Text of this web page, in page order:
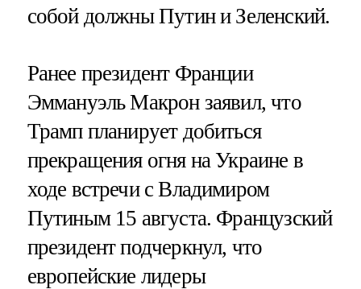
собой должны Путин и Зеленский.
Ранее президент Франции
Эммануэль Макрон заявил, что
Трамп планирует добиться
прекращения огня на Украине в
ходе встречи с Владимиром
Путиным 15 августа. Французский
президент подчеркнул, что
европейские лидеры